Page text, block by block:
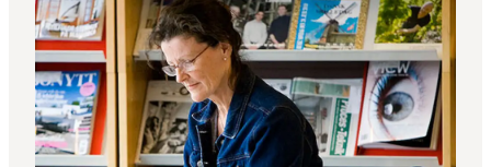
Outdoor
Mad og drikke
Overnatning
Book lokale oplevelser